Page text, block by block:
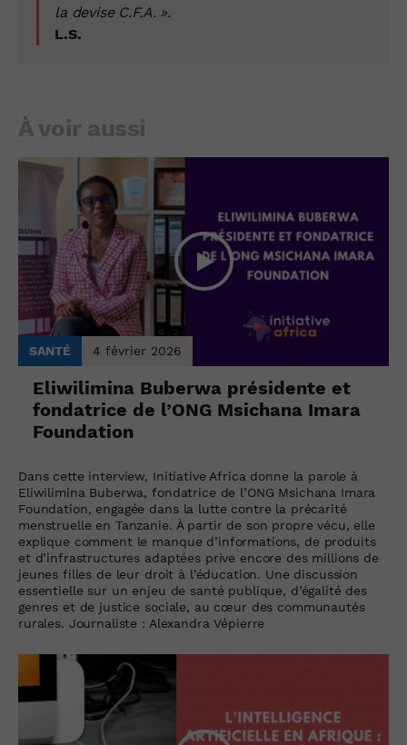
la devise C.F.A. ».
L.S.
À voir aussi
SANTÉ 4 février 2026
Eliwilimina Buberwa présidente et
fondatrice de l’ONG Msichana Imara
Foundation
Dans cette interview, Initiative Africa donne la parole à
Eliwilimina Buberwa, fondatrice de l’ONG Msichana Imara
Foundation, engagée dans la lutte contre la précarité
menstruelle en Tanzanie. À partir de son propre vécu, elle
explique comment le manque d’informations, de produits
et d’infrastructures adaptées prive encore des millions de
jeunes filles de leur droit à l’éducation. Une discussion
essentielle sur un enjeu de santé publique, d’égalité des
genres et de justice sociale, au cœur des communautés
rurales. Journaliste : Alexandra Vépierre